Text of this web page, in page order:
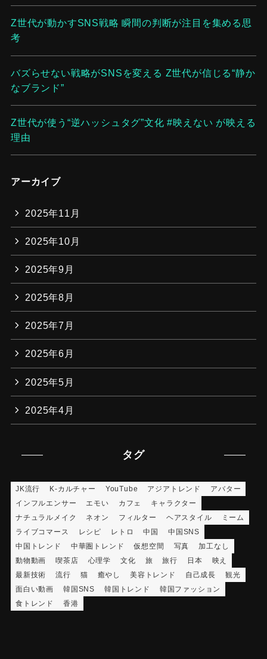
Z世代が動かすSNS戦略 瞬間の判断が注目を集める思
考
バズらせない戦略がSNSを変える Z世代が信じる“静か
なブランド”
Z世代が使う“逆ハッシュタグ”文化 #映えない が映える
理由
アーカイブ
2025年11月
2025年10月
2025年9月
2025年8月
2025年7月
2025年6月
2025年5月
2025年4月
タグ
JK流行 K-カルチャー YouTube アジアトレンド
アバター
インフルエンサー
エモい カフェ
キャラクター
ナチュラルメイク
ネオン フィルター ヘアスタイル
ミーム
ライブコマース
レシピ レトロ 中国
中国SNS
中国トレンド
中華圏トレンド 仮想空間 写真
加工なし
動物動画
喫茶店 心理学 文化 旅 旅行 日本
映え
最新技術
流行 猫 癒やし 美容トレンド 自己成長
観光
面白い動画
韓国SNS 韓国トレンド
韓国ファッション
食トレンド
香港